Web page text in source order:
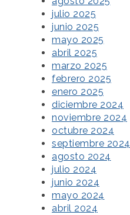
julio 2025
junio 2025
mayo 2025
abril 2025
marzo 2025
febrero 2025
enero 2025
diciembre 2024
noviembre 2024
octubre 2024
septiembre 2024
agosto 2024
julio 2024
junio 2024
mayo 2024
abril 2024